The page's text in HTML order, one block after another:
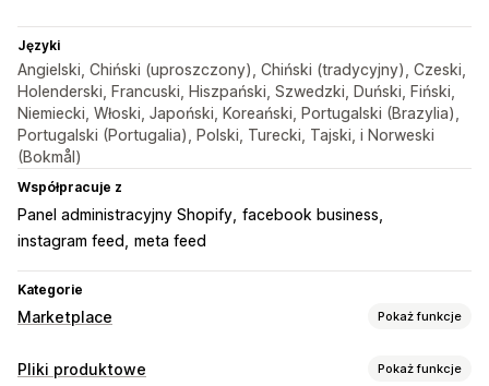
Języki
Angielski, Chiński (uproszczony), Chiński (tradycyjny), Czeski,
Holenderski, Francuski, Hiszpański, Szwedzki, Duński, Fiński,
Niemiecki, Włoski, Japoński, Koreański, Portugalski (Brazylia),
Portugalski (Portugalia), Polski, Turecki, Tajski, i Norweski
(Bokmål)
Współpracuje z
Panel administracyjny Shopify facebook business
instagram feed
meta feed
Kategorie
Marketplace Pokaż funkcje
Zarządzanie ofertami
Pliki produktowe Pokaż funkcje